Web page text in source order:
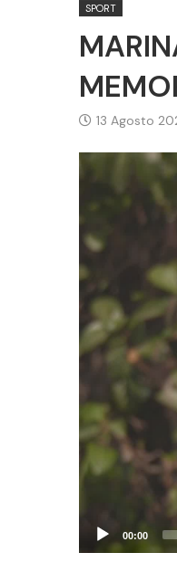
SPORT
13 Agosto
00:00